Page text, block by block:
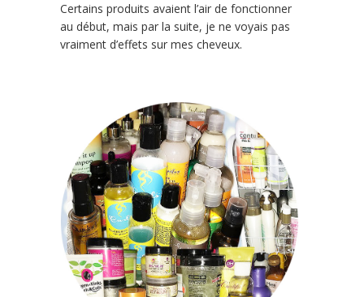
Certains produits avaient l’air de fonctionner
au début, mais par la suite, je ne voyais pas
vraiment d’effets sur mes cheveux.